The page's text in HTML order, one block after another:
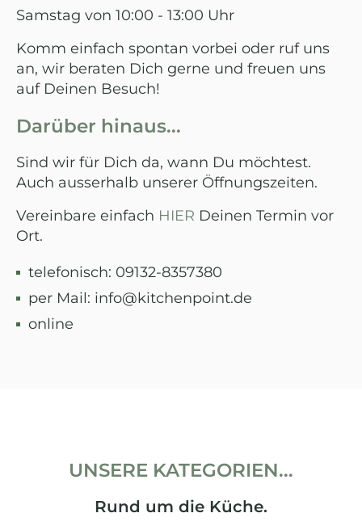
Samstag von 10:00 - 13:00 Uhr
Komm einfach spontan vorbei oder ruf uns
an, wir beraten Dich gerne und freuen uns
auf Deinen Besuch!
Darüber hinaus...
Sind wir für Dich da, wann Du möchtest.
Auch ausserhalb unserer Öffnungszeiten.
Vereinbare einfach HIER Deinen Termin vor
Ort.
telefonisch: 09132-8357380
per Mail: info@kitchenpoint.de
online
UNSERE KATEGORIEN...
Rund um die Küche.